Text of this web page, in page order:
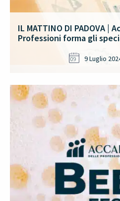
IL MATTINO DI PADOVA |
Professioni forma gli
09 9 Luglio